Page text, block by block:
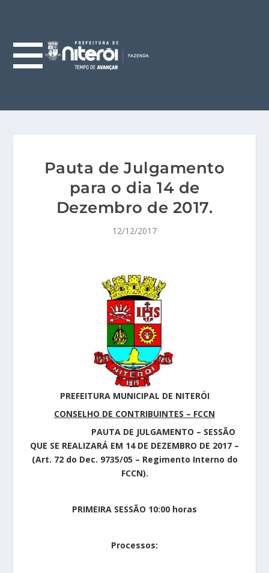
Pauta de Julgamento
para o dia 14 de
Dezembro de 2017.
12/12/2017
PREFEITURA MUNICIPAL DE NITERÓI
CONSELHO DE CONTRIBUINTES – FCCN
PAUTA DE JULGAMENTO – SESSÃO
QUE SE REALIZARÁ EM 14 DE DEZEMBRO DE 2017 –
(Art. 72 do Dec. 9735/05 – Regimento Interno do
FCCN).
PRIMEIRA SESSÃO 10:00 horas
Processos: